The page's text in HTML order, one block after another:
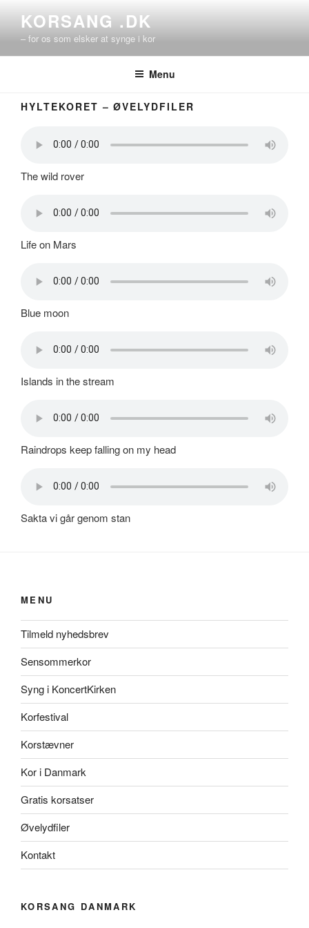
indhold
KORSANG .DK
– for os som elsker at synge i kor
Menu
HYLTEKORET – ØVELYDFILER
The wild rover
Life on Mars
Blue moon
Islands in the stream
Raindrops keep falling on my head
Sakta vi går genom stan
MENU
Tilmeld nyhedsbrev
Sensommerkor
Syng i KoncertKirken
Korfestival
Korstævner
Kor i Danmark
Gratis korsatser
Øvelydfiler
Kontakt
KORSANG DANMARK